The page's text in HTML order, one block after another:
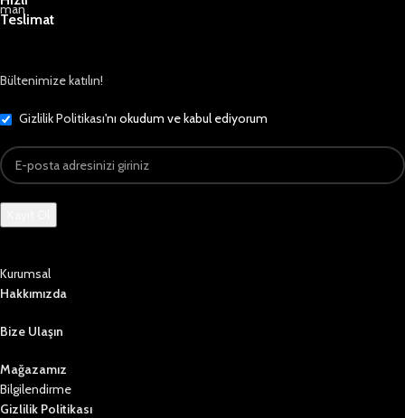
Teslimat
Bültenimize katılın!
Gizlilik Politikası'nı okudum ve kabul ediyorum
Kurumsal
Hakkımızda
Bize Ulaşın
Mağazamız
Bilgilendirme
Gizlilik Politikası